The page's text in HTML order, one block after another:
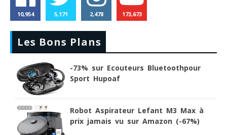
10,954 5,171 2,478 173,673
Les Bons Plans
-73% sur Ecouteurs Bluetoothpour
Sport Hupoaf
Robot Aspirateur Lefant M3 Max à
prix jamais vu sur Amazon (-67%)